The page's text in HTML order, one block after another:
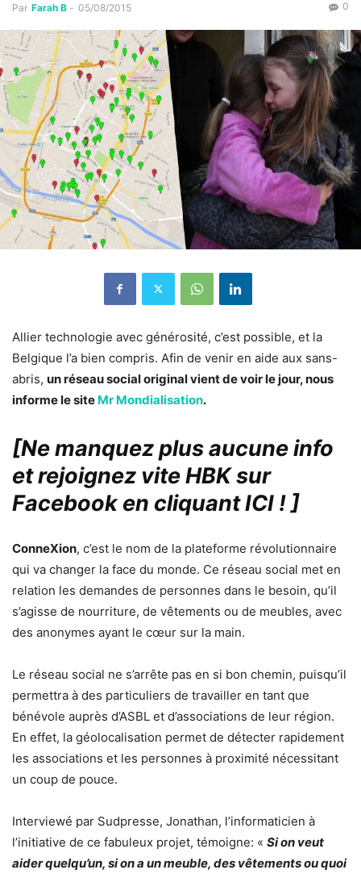
Par Farah B - 05/08/2015 0
Allier technologie avec générosité, c’est possible, et la
Belgique l’a bien compris. Afin de venir en aide aux sans-
abris, un réseau social original vient de voir le jour, nous
informe le site Mr Mondialisation.
[Ne manquez plus aucune info
et rejoignez vite HBK sur
Facebook en cliquant ICI !]
ConneXion, c’est le nom de la plateforme révolutionnaire
qui va changer la face du monde. Ce réseau social met en
relation les demandes de personnes dans le besoin, qu’il
s’agisse de nourriture, de vêtements ou de meubles, avec
des anonymes ayant le cœur sur la main.
Le réseau social ne s’arrête pas en si bon chemin, puisqu’il
permettra à des particuliers de travailler en tant que
bénévole auprès d’ASBL et d’associations de leur région.
En effet, la géolocalisation permet de détecter rapidement
les associations et les personnes à proximité nécessitant
un coup de pouce.
Interviewé par Sudpresse, Jonathan, l’informaticien à
l’initiative de ce fabuleux projet, témoigne: « Si on veut
aider quelqu’un, si on a un meuble, des vêtements ou quoi